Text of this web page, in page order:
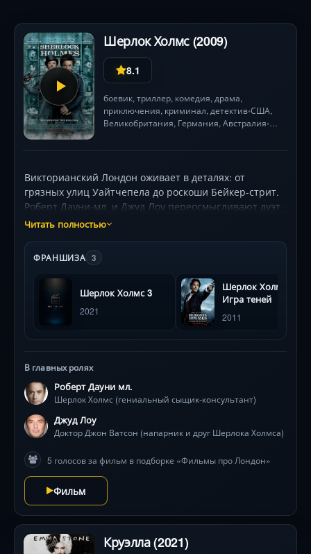
Шерлок Холмс (2009)
8.1
боевик, триллер, комедия, драма,
приключения, криминал, детектив•США,
Великобритания, Германия, Австралия•
Викторианский Лондон оживает в деталях: от
грязных улиц Уайтчепела до роскоши Бейкер-стрит.
Роберт Дауни-мл. и Джуд Лоу переосмысливают дуэт
Холмса и Ватсона, добавляя экшена и иронии. Ричи
воссоздали атмосферу смога и копоти. Интересно,
что для сцен подземелья построили декорации
старых тоннелей метро, которые позже использовали
в «Игре в имитацию».
Читать полностью
ФРАНШИЗА 3
Шерлок Холмс 3
2021
Шерлок Холмс:
Игра теней
2011
В главных ролях
Роберт Дауни мл.
Шерлок Холмс (гениальный сыщик-консультант)
Джуд Лоу
Доктор Джон Ватсон (напарник и друг Шерлока Холмса)
5 голосов за фильм в подборке «Фильмы про Лондон»
Фильм
Круэлла (2021)